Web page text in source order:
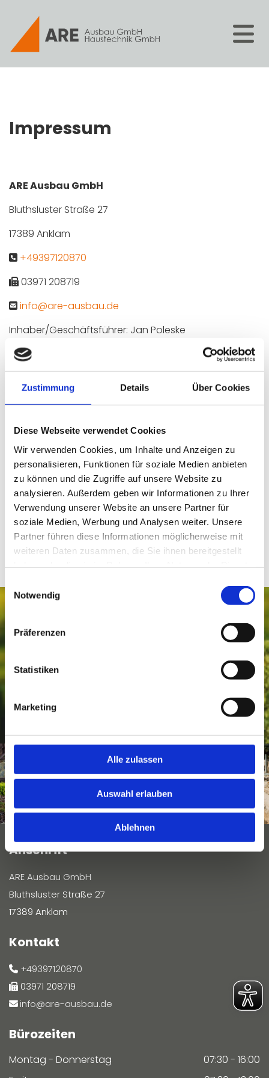
Zustimmung Details Über Cookies
Diese Webseite verwendet Cookies
Wir verwenden Cookies, um Inhalte und Anzeigen zu
personalisieren, Funktionen für soziale Medien anbieten
zu können und die Zugriffe auf unsere Website zu
analysieren. Außerdem geben wir Informationen zu Ihrer
Verwendung unserer Website an unsere Partner für
soziale Medien, Werbung und Analysen weiter. Unsere
Partner führen diese Informationen möglicherweise mit
weiteren Daten zusammen, die Sie ihnen bereitgestellt
Notwendig
Präferenzen
Statistiken
Marketing
Alle zulassen
Auswahl erlauben
Ablehnen
Impressum
ARE Ausbau GmbH
Bluthsluster Straße 27
17389 Anklam
 +49397120870
 03971 208719
 info@are-ausbau.de
Inhaber/Geschäftsführer: Jan Poleske
USt.-ID: DE288790557
Bildnachweis
Alle auf dieser Webseite
verwendeten Bilder
stammen von Adobe
Stock.
Umsetzung
Heise Homepages |
Homepage erstellen
lassen
Heise RegioConcept |
Online Marketing
Agentur
Anschrift
ARE Ausbau GmbH
Bluthsluster Straße 27
17389 Anklam
Kontakt
 +49397120870
 03971 208719
 info@are-ausbau.de
Bürozeiten
Montag - Donnerstag
07:30 - 16:00